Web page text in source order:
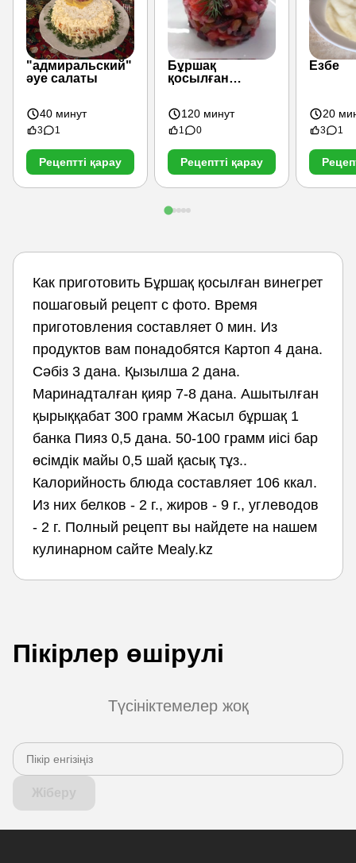
"адмиральский"
әуе салаты
40 минут
3 1
Рецептті қарау
Бұршақ
қосылған
120 минут
1 0
Рецептті қарау
Езбе
20
3 1
Как приготовить Бұршақ қосылған винегрет
пошаговый рецепт с фото. Время
приготовления составляет 0 мин. Из
продуктов вам понадобятся Картоп 4 дана.
Сәбіз 3 дана. Қызылша 2 дана.
Маринадталған қияр 7-8 дана. Ашытылған
қырыққабат 300 грамм Жасыл бұршақ 1
банка Пияз 0,5 дана. 50-100 грамм иісі бар
өсімдік майы 0,5 шай қасық тұз..
Калорийность блюда составляет 106 ккал.
Из них белков - 2 г., жиров - 9 г., углеводов
- 2 г. Полный рецепт вы найдете на нашем
кулинарном сайте Mealy.kz
Пікірлер өшірулі
Түсініктемелер жоқ